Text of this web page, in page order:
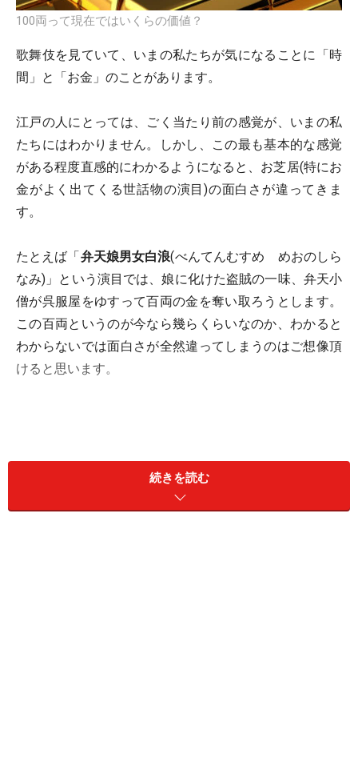
100両って現在ではいくらの価値？
歌舞伎を見ていて、いまの私たちが気になることに「時
間」と「お金」のことがあります。
江戸の人にとっては、ごく当たり前の感覚が、いまの私
たちにはわかりません。しかし、この最も基本的な感覚
がある程度直感的にわかるようになると、お芝居(特にお
金がよく出てくる世話物の演目)の面白さが違ってきま
す。
たとえば「 弁天娘男女白浪(べんてんむすめ めおのしら
なみ)」という演目では、娘に化けた盗賊の一味、弁天小
僧が呉服屋をゆすって百両の金を奪い取ろうとします。
この百両というのが今なら幾らくらいなのか、わかると
わからないでは面白さが全然違ってしまうのはご想像頂
けると思います。
続きを読む